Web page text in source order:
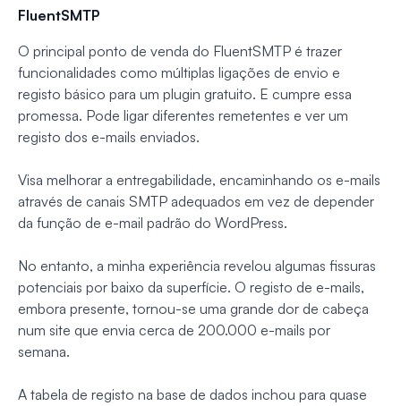
FluentSMTP
O principal ponto de venda do FluentSMTP é trazer
funcionalidades como múltiplas ligações de envio e
registo básico para um plugin gratuito. E cumpre essa
promessa. Pode ligar diferentes remetentes e ver um
registo dos e-mails enviados.
Visa melhorar a entregabilidade, encaminhando os e-mails
através de canais SMTP adequados em vez de depender
da função de e-mail padrão do WordPress.
No entanto, a minha experiência revelou algumas fissuras
potenciais por baixo da superfície. O registo de e-mails,
embora presente, tornou-se uma grande dor de cabeça
num site que envia cerca de 200.000 e-mails por
semana.
A tabela de registo na base de dados inchou para quase